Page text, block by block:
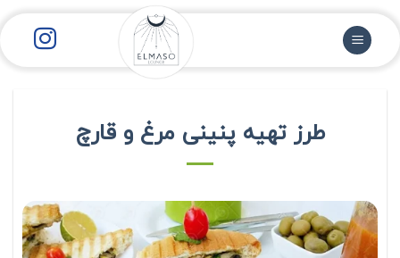
محتوا
طرز تهیه پنینی مرغ و قارچ